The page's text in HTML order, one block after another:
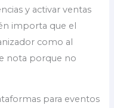
y activar ventas
importa que el
como al
nota porque no
para eventos